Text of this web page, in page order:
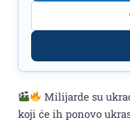
Milijarde su
koji će ih ponovo